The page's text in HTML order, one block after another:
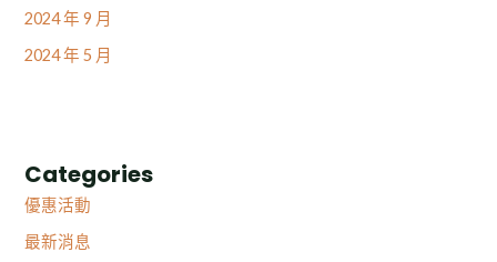
2024 年 9 月
2024 年 5 月
Categories
優惠活動
最新消息